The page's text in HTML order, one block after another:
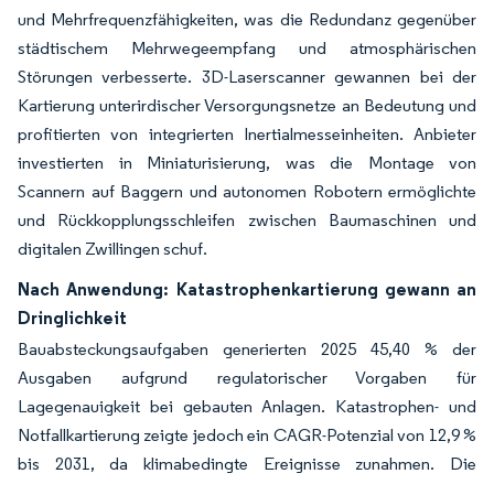
und Mehrfrequenzfähigkeiten, was die Redundanz gegenüber
städtischem Mehrwegeempfang und atmosphärischen
Störungen verbesserte. 3D-Laserscanner gewannen bei der
Kartierung unterirdischer Versorgungsnetze an Bedeutung und
profitierten von integrierten Inertialmesseinheiten. Anbieter
investierten in Miniaturisierung, was die Montage von
Scannern auf Baggern und autonomen Robotern ermöglichte
und Rückkopplungsschleifen zwischen Baumaschinen und
digitalen Zwillingen schuf.
Nach Anwendung: Katastrophenkartierung gewann an
Dringlichkeit
Bauabsteckungsaufgaben generierten 2025 45,40 % der
Ausgaben aufgrund regulatorischer Vorgaben für
Lagegenauigkeit bei gebauten Anlagen. Katastrophen- und
Notfallkartierung zeigte jedoch ein CAGR-Potenzial von 12,9 %
bis 2031, da klimabedingte Ereignisse zunahmen. Die